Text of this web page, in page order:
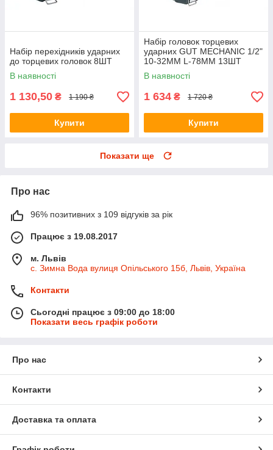
Набір перехідників ударних
до торцевих головок 8ШТ
В наявності
1 130,50 ₴ 1 190 ₴
Купити
Набір головок торцевих
ударних GUT MECHANIC 1/2"
10-32MM L-78MM 13ШТ
В наявності
1 634 ₴ 1 720 ₴
Купити
Показати ще
Про нас
96% позитивних з 109 відгуків за рік
Працює з 19.08.2017
м. Львів
с. Зимна Вода вулиця Опільського 15б, Львів, Україна
Контакти
Сьогодні працює з 09:00 до 18:00
Показати весь графік роботи
Про нас
Контакти
Доставка та оплата